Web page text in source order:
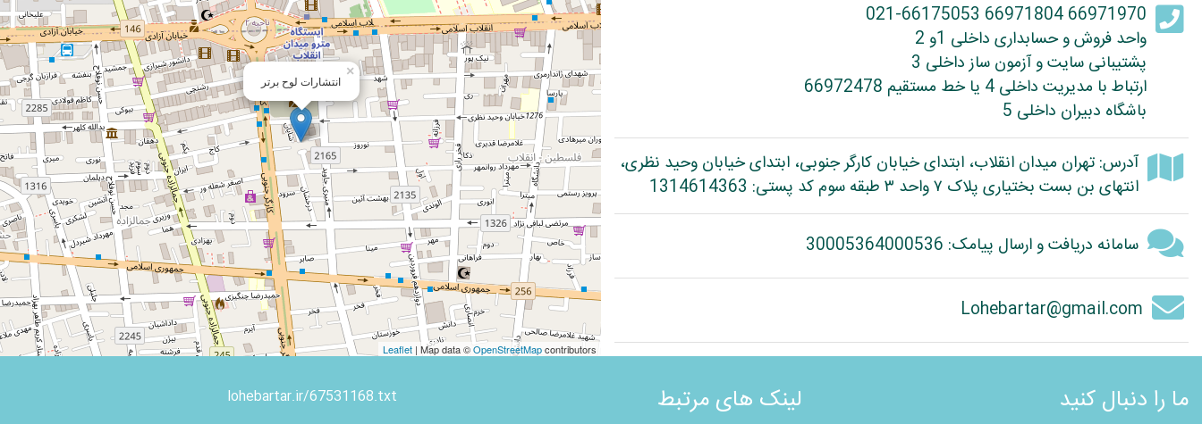
66971970 66971804 021-66175053
واحد فروش و حسابداری داخلی 1و 2
پشتیبانی سایت و آزمون ساز داخلی 3
ارتباط با مدیریت داخلی 4 یا خط مستقیم 66972478
باشگاه دبیران داخلی 5
آدرس: تهران میدان انقلاب، ابتدای خیابان کارگر جنوبی، ابتدای خیابان وحید نظری،
انتهای بن بست بختیاری پلاک ۷ واحد ۳ طبقه سوم کد پستی: 1314614363
سامانه دریافت و ارسال پیامک: 30005364000536
Lohebartar@gmail.com
انتشارات لوح برتر
×
Leaflet | Map data ©OpenStreetMapcontributors
ما را دنبال کنید لینک های مرتبط lohebartar.ir/67531168.txt